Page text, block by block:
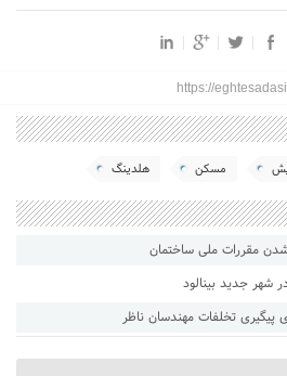
https://
مسکن هلدینگ
مقررات ملی ساختمان
تخلفات مهندسان ناظر